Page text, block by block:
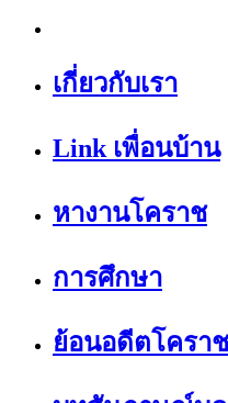
เกี่ยวกับเรา
Link เพื่อนบ้าน
หางานโคราช
การศึกษา
ย้อนอดีตโคราช